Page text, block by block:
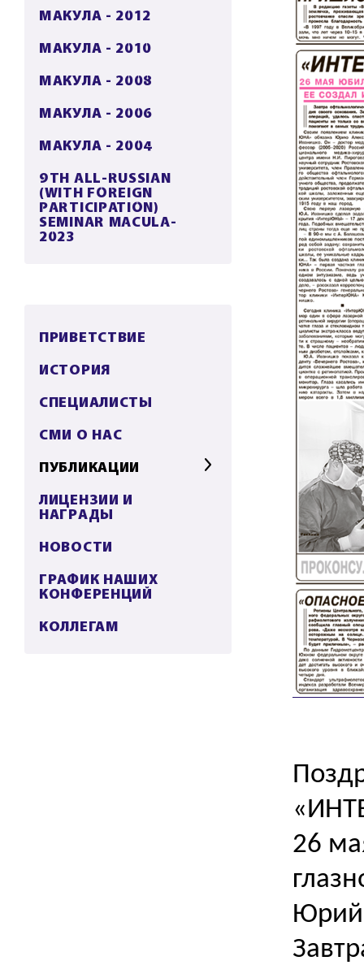
МАКУЛА - 2012
МАКУЛА - 2010
МАКУЛА - 2008
МАКУЛА - 2006
МАКУЛА - 2004
9TH ALL-RUSSIAN
(WITH FOREIGN
PARTICIPATION)
SEMINAR MACULA-
2023
ПРИВЕТСТВИЕ
ИСТОРИЯ
СПЕЦИАЛИСТЫ
СМИ О НАС
ПУБЛИКАЦИИ
ЛИЦЕНЗИИ И
НАГРАДЫ
НОВОСТИ
ГРАФИК НАШИХ
КОНФЕРЕНЦИЙ
КОЛЛЕГАМ
26
Юрий